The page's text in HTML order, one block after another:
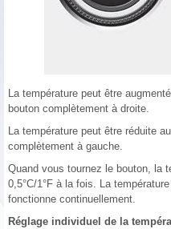
La température peut être
bouton complètement à droite.
La température peut être réduite
complètement à gauche.
Quand vous tournez le bouton, la
0,5°C/1°F à la fois. La
fonctionne continuellement.
Réglage individuel de la